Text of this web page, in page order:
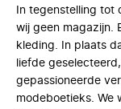
In tegenstelling tot
wij geen magazijn.
kleding. In plaats
liefde
gepassioneerde
modeboetieks. We